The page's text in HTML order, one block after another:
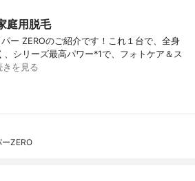
庭用脱毛
ー ZEROのご紹介です！これ１台で、全身
シリーズ最高パワー*1で、フォトケア＆ス
きを見る
ZERO